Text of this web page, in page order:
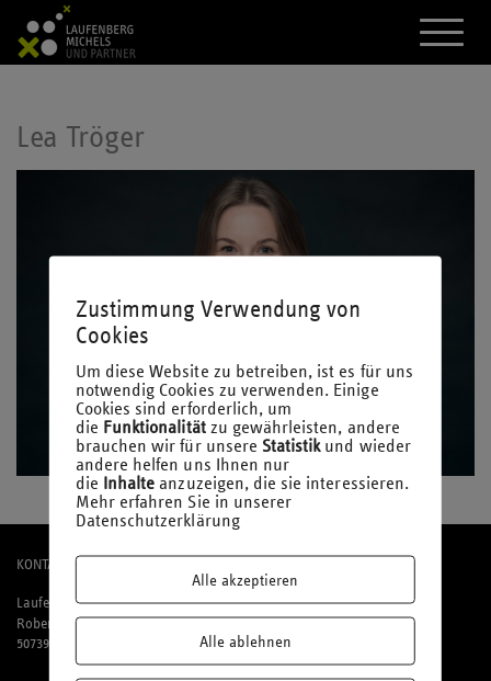
A
k
t
M
Lea Tröger
KONTAKT
Laufenberg Michels und Partner mbB
Robert-Perthel-Straße 81
50739 Köln
Zustimmung Verwendung von
Cookies
Um diese Website zu betreiben, ist es für uns
notwendig Cookies zu verwenden. Einige
Cookies sind erforderlich, um
die Funktionalitätzu gewährleisten, andere
brauchen wir für unsere Statistikund wieder
andere helfen uns Ihnen nur
die Inhalte anzuzeigen, die sie interessieren.
Mehr erfahren Sie in unserer
Datenschutzerklärung
Alle akzeptieren
Alle ablehnen